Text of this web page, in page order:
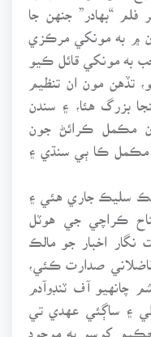
فلم “بهادر” جنهن جا
ان ۾ به مونکي مرڪزي
به مونکي قائل ڪيو
تڏهن مون ان تنظيم
بزرگ هئا، ۽ سندن
مڪمل ڪرائڻ جون
مڪمل ڪا ٻي سنڌي ۽
سليڪ جاري هئي ۽
ڪراچي جي هوٽل
اخبار جو مالڪ
صدارت ڪئي،
چانهيو آف ٽنڊوآدم
۽ ساڳئي عهدي تي
کوسو به موجود